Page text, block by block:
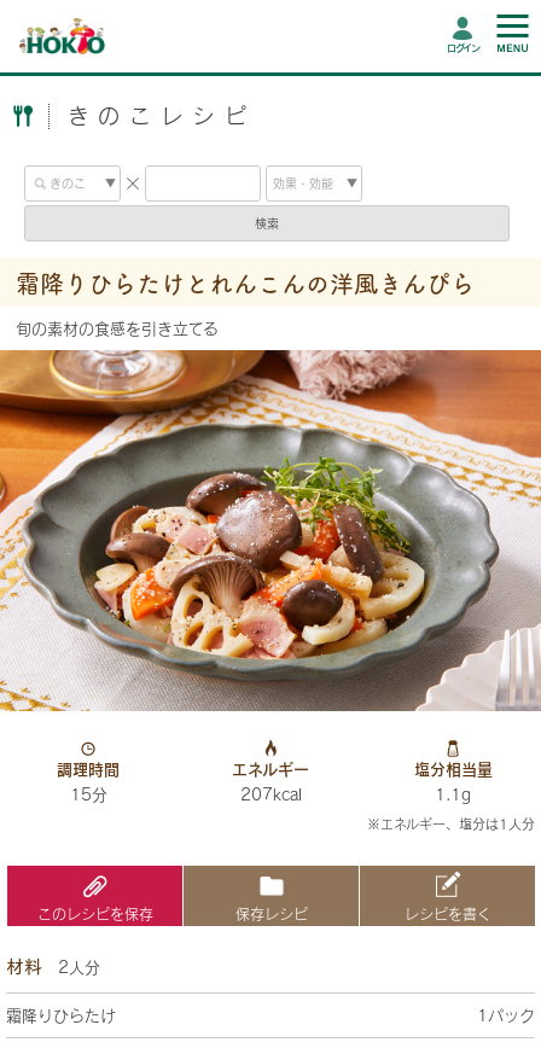
ログイン
きのこレシピ
検索
霜降りひらたけとれんこんの洋風きんぴら
旬の素材の食感を引き立てる
調理時間
15分
エネルギー
207kcal
塩分相当量
1.1g
※エネルギー、塩分は1人分
このレシピを保存 保存レシピ レシピを書く
材料 2人分
霜降りひらたけ 1パック